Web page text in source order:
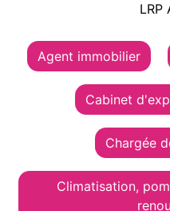
LRP
Agent immobilier
Cabinet
Chargée
Climatisation,